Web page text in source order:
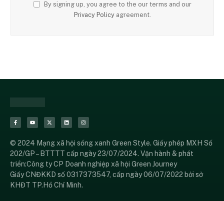
By signing up, you agree to the our terms and our
Privacy Policyagreement.
© 2024 Mạng xã hội sống xanh Green Style. Giấy phép MXH Số
202/GP – BTTTT cấp ngày 23/07/2024. Vận hành & phát
triển:Công ty CP Doanh nghiệp xã hội Green Journey
Giấy CNĐKKD số 0317373547, cấp ngày 06/07/2022 bởi sở
KHĐT TP.Hồ Chí Minh.